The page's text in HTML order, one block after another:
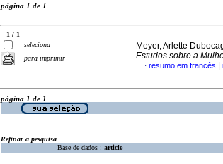
página 1 de 1
1 / 1
seleciona
para imprimir
Meyer, Arlette
Estudos sobre a
· resumo em francês
página 1 de 1
Refinar a pesquisa
Base de dados : article